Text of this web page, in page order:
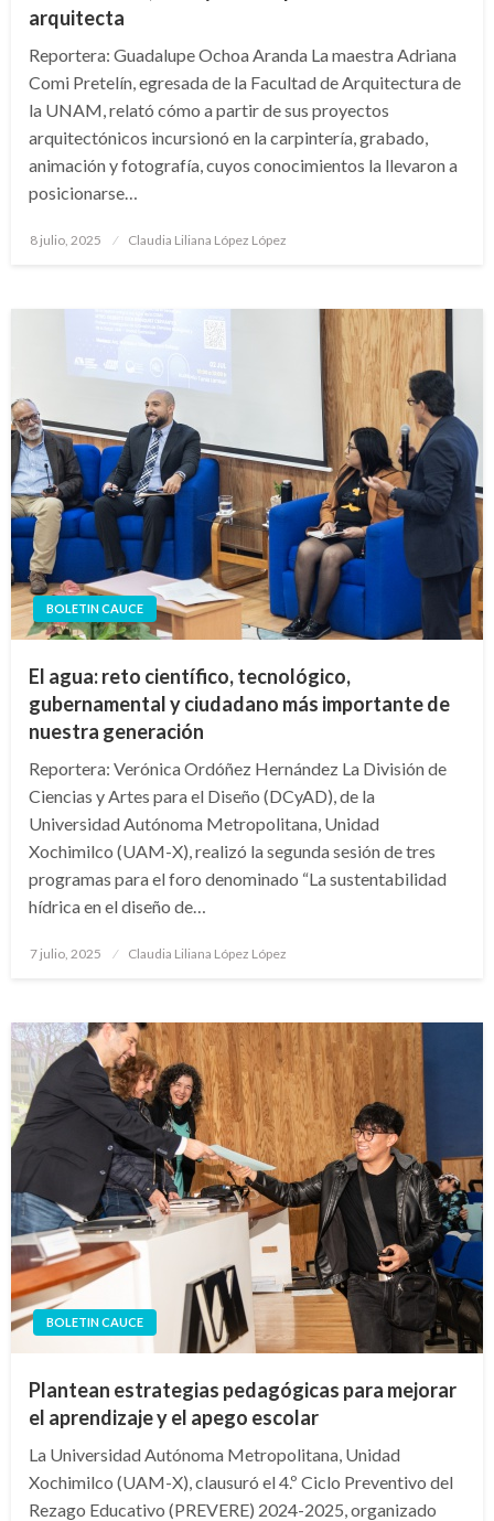
arquitecta
Reportera: Guadalupe Ochoa Aranda La maestra Adriana
Comi Pretelín, egresada de la Facultad de Arquitectura de
la UNAM, relató cómo a partir de sus proyectos
arquitectónicos incursionó en la carpintería, grabado,
animación y fotografía, cuyos conocimientos la llevaron a
posicionarse…
Publicado
8 julio, 2025 Claudia Liliana López López
BOLETIN CAUCE
El agua: reto científico, tecnológico,
gubernamental y ciudadano más importante de
nuestra generación
Reportera: Verónica Ordóñez Hernández La División de
Ciencias y Artes para el Diseño (DCyAD), de la
Universidad Autónoma Metropolitana, Unidad
Xochimilco (UAM-X), realizó la segunda sesión de tres
programas para el foro denominado “La sustentabilidad
hídrica en el diseño de…
Publicado
7 julio, 2025 Claudia Liliana López López
BOLETIN CAUCE
Plantean estrategias pedagógicas para mejorar
el aprendizaje y el apego escolar
La Universidad Autónoma Metropolitana, Unidad
Xochimilco (UAM-X), clausuró el 4.º Ciclo Preventivo del
Rezago Educativo (PREVERE) 2024-2025, organizado